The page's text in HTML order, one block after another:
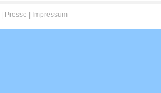
Presse Impressum